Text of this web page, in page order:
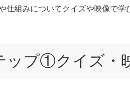
仕組みについてクイズや映像で学
ップ①クイズ・